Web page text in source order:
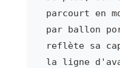
parcourt en
par ballon
reflète sa
la ligne